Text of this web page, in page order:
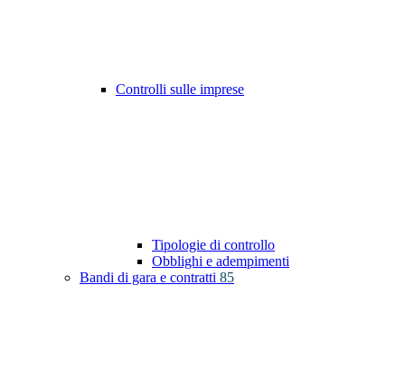
Controlli sulle imprese
Tipologie di controllo
Obblighi e adempimenti
Bandi di gara e contratti 85